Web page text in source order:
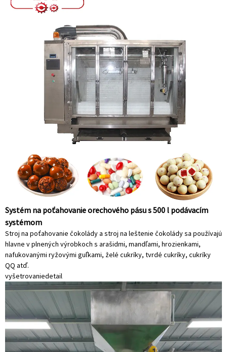
Systém na poťahovanie orechového pásu s 500 l podávacím
systémom
Stroj na poťahovanie čokolády a stroj na leštenie čokolády sa používajú
hlavne v plnených výrobkoch s arašidmi, mandľami, hrozienkami,
nafukovanými ryžovými guľkami, želé cukríky, tvrdé cukríky, cukríky
QQ atď.
vyšetrovaniedetail